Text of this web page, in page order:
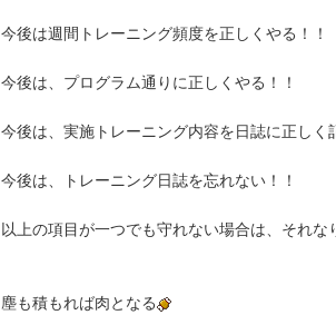
今後は週間トレーニング頻度を正しくやる！！
今後は、プログラム通りに正しくやる！！
今後は、実施トレーニング内容を日誌に正しく
今後は、トレーニング日誌を忘れない！！
以上の項目が一つでも守れない場合は、それ
塵も積もれば肉となる